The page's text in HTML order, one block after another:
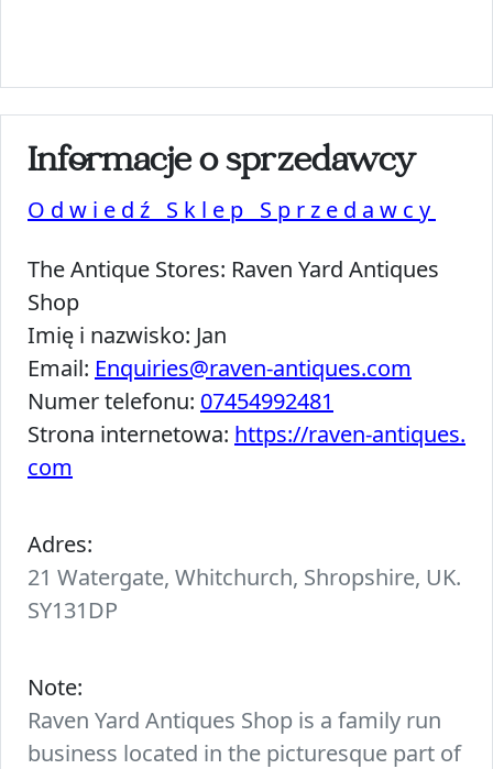
Informacje o sprzedawcy
Odwiedź Sklep Sprzedawcy
The Antique Stores: Raven Yard Antiques
Shop
Imię i nazwisko: Jan
Email: Enquiries@raven-antiques.com
Numer telefonu: 07454992481
Strona internetowa: https://raven-antiques.
com
Adres:
21 Watergate, Whitchurch, Shropshire, UK.
SY131DP
Note:
Raven Yard Antiques Shop is a family run
business located in the picturesque part of